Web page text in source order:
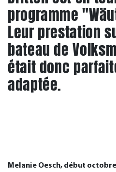
programme
Leur prestation
bateau de
était donc
adaptée.
Melanie Oesch, début